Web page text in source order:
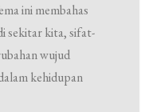
ini membahas
sekitar kita, sifat-
wujud
kehidupan